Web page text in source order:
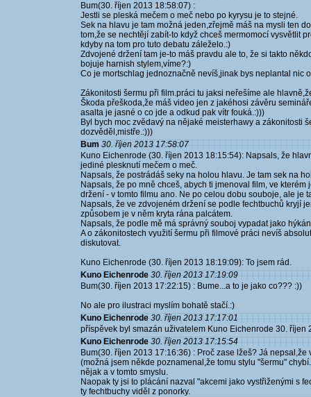
Bum(30. říjen 2013 18:58:07) :
Jestli se pleská mečem o meč nebo po kyrysu je to stejné.
Sek na hlavu je tam možná jeden,zřejmě máš na mysli ten
tom,že se nechtějí zabít-to když chceš mermomocí vysvětlit
kdyby na tom pro tuto debatu záleželo.:)
Zdvojené držení tam je-to máš pravdu ale to, že si takto
bojuje harnish stylem,víme?:)
Co je mortschlag jednoznačně nevíš,jinak bys neplantal nic
Zákonitosti šermu při film.práci tu jaksi neřešíme ale
Škoda přeškoda,že máš video jen z jakéhosi závěru
asalta je jasné o co jde a odkud pak vítr fouká.:)))
Byl bych moc zvědavý na nějaké meisterhawy a zákonitosti
dozvěděl,mistře.:)))
Bum 30. říjen 2013 17:58:07
Kuno Eichenrode (30. říjen 2013 18:15:54): Napsals, že
jediné plesknutí mečem o meč.
Napsals, že postrádáš seky na holou hlavu. Je tam sek na
Napsals, že po mně chceš, abych ti jmenoval film, ve
držení - v tomto filmu ano. Ne po celou dobu souboje, ale je
Napsals, že ve zdvojeném držení se podle fechtbuchů kryjí
způsobem je v něm kryta rána palcátem.
Napsals, že podle mě má správný souboj vypadat jako
A o zákonitostech využití šermu při filmové práci nevíš
diskutovat.
Kuno Eichenrode (30. říjen 2013 18:19:09): To jsem rád.
Kuno Eichenrode 30. říjen 2013 17:19:09
Bum(30. říjen 2013 17:22:15) : Bume...a to je jako co??? :))
No ale pro ilustraci myslím bohatě stačí.:)
Kuno Eichenrode 30. říjen 2013 17:17:01
příspěvek byl smazán uživatelem Kuno Eichenrode 30. říjen
Kuno Eichenrode 30. říjen 2013 17:15:54
Bum(30. říjen 2013 17:16:36) : Proč zase lžeš? Já
(možná jsem někde poznamenal,že tomu stylu "šermu"
nějak a v tomto smyslu.
Naopak ty jsi to plácání nazval "akcemi jako vystřiženými s
ty fechtbuchy viděl z ponorky.